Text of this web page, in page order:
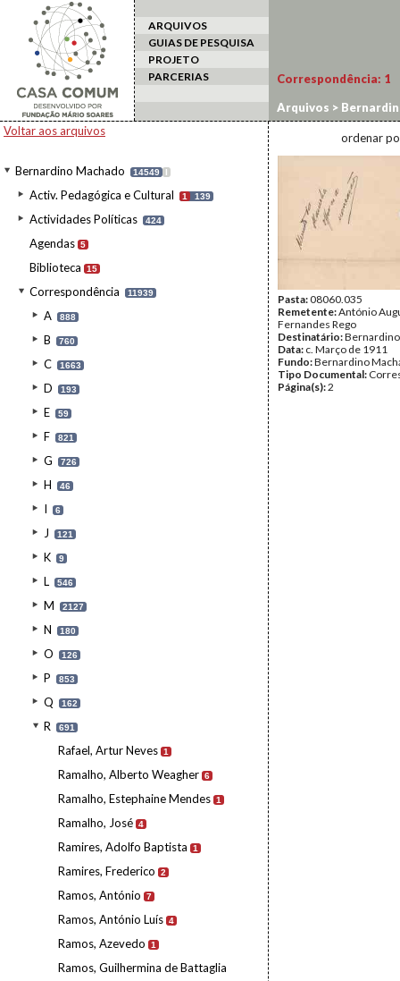
ARQUIVOS
GUIAS DE PESQUISA
PROJETO
PARCERIAS
Voltar aos arquivos
Bernardino Machado 14549 I
Activ. Pedagógica e Cultural 1 139
Actividades Políticas 424
Agendas 5
Biblioteca 15
Correspondência 11939
A 888
B 760
C 1663
D 193
E 59
F 821
G 726
H 46
I 6
J 121
K 9
L 546
M 2127
N 180
O 126
P 853
Q 162
R 691
Rafael, Artur Neves 1
Ramalho, Alberto Weagher 6
Ramalho, Estephaine Mendes 1
Ramalho, José 4
Ramires, Adolfo Baptista 1
Ramires, Frederico 2
Ramos, António 7
Ramos, António Luís 4
Ramos, Azevedo 1
Ramos, Guilhermina de Battaglia
Correspondência: 1
Arquivos >
ordenar
Pasta:08060.035
Remetente:António
Fernandes Rego
Destinatário:
Data: c. Março de 1911
Fundo:Bernardino
Tipo Documental:
Página(s):2